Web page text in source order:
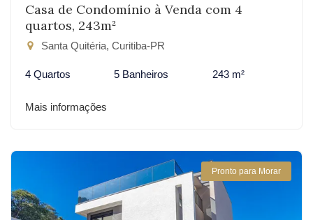
Casa de Condomínio à Venda com 4
quartos, 243m²
Santa Quitéria, Curitiba-PR
4 Quartos 5 Banheiros 243 m²
Mais informações
Pronto para Morar